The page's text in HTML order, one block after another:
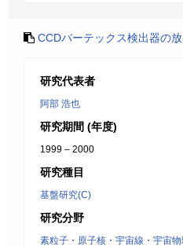
CCDバーテックス検出器の
研究代表者
阿部 浩也
研究期間 (年度)
1999 – 2000
研究種目
基盤研究(C)
研究分野
素粒子・原子核・宇宙線・宇宙物